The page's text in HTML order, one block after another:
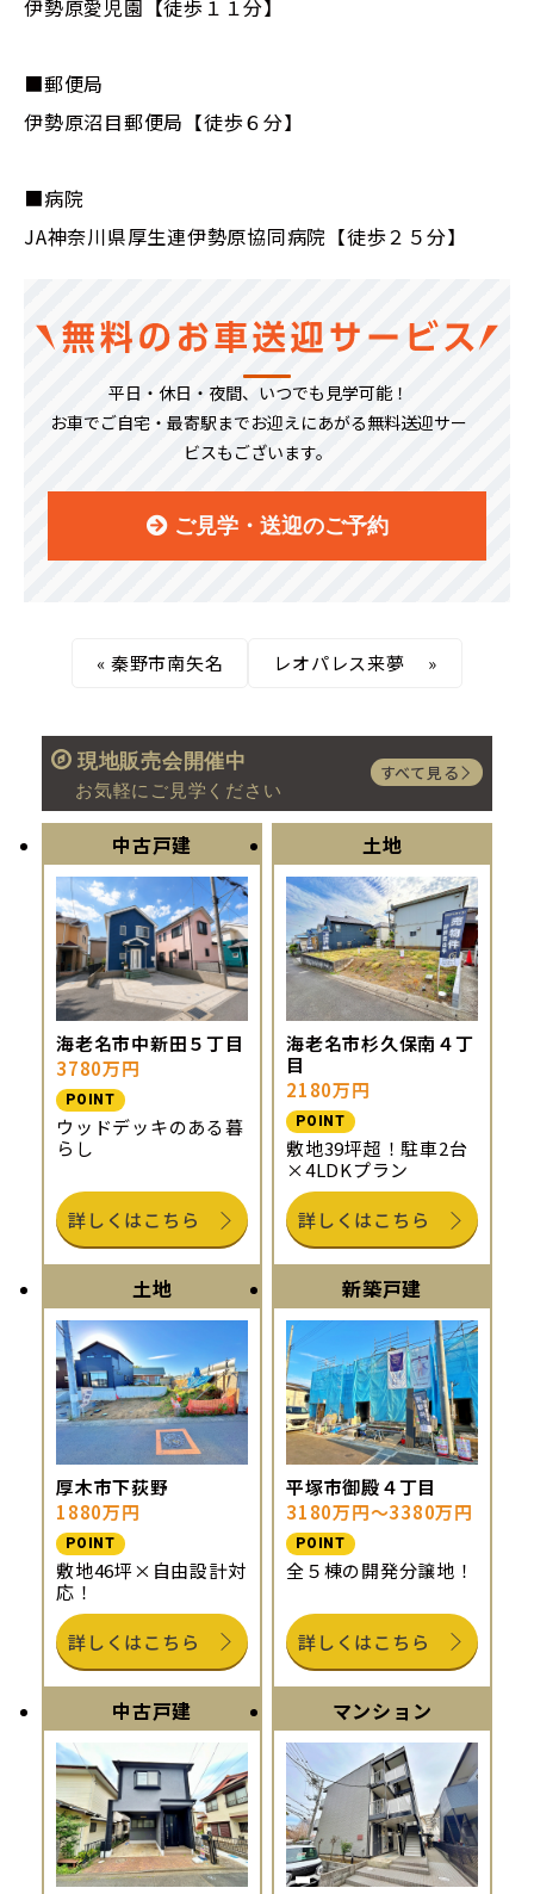
伊勢原愛児園【徒歩１１分】
■郵便局
伊勢原沼目郵便局【徒歩６分】
■病院
JA神奈川県厚生連伊勢原協同病院【徒歩２５分】
平日・休日・夜間、いつでも見学可能！
お車でご自宅・最寄駅までお迎えにあがる無料送迎サー
ビスもございます。
ご見学・送迎のご予約
« 秦野市南矢名 レオパレス来夢 »
現地販売会開催中
お気軽にご見学ください
すべて見る
中古戸建
海老名市中新田５丁目
3780万円
POINT
ウッドデッキのある暮
らし
詳しくはこちら
土地
海老名市杉久保南４丁
目
2180万円
POINT
敷地39坪超！駐車2台
×4LDKプラン
詳しくはこちら
土地
厚木市下荻野
1880万円
POINT
敷地46坪×自由設計対
応！
詳しくはこちら
新築戸建
平塚市御殿４丁目
3180万円～3380万円
POINT
全５棟の開発分譲地！
詳しくはこちら
中古戸建 マンション